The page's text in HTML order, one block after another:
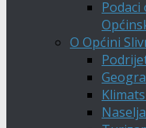
O Općini
Naselja